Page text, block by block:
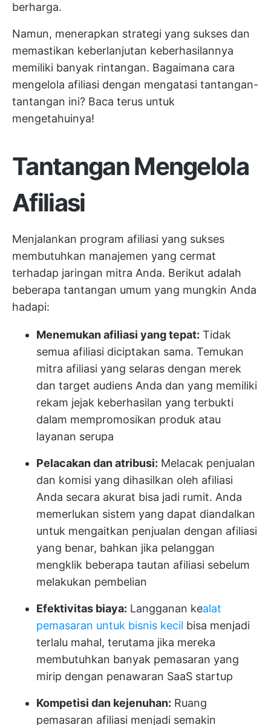
berharga.
Namun, menerapkan strategi yang sukses dan
memastikan keberlanjutan keberhasilannya
memiliki banyak rintangan. Bagaimana cara
mengelola afiliasi dengan mengatasi tantangan-
tantangan ini? Baca terus untuk
mengetahuinya!
Tantangan Mengelola
Afiliasi
Menjalankan program afiliasi yang sukses
membutuhkan manajemen yang cermat
terhadap jaringan mitra Anda. Berikut adalah
beberapa tantangan umum yang mungkin Anda
hadapi:
Menemukan afiliasi yang tepat: Tidak
semua afiliasi diciptakan sama. Temukan
mitra afiliasi yang selaras dengan merek
dan target audiens Anda dan yang memiliki
rekam jejak keberhasilan yang terbukti
dalam mempromosikan produk atau
layanan serupa
Pelacakan dan atribusi: Melacak penjualan
dan komisi yang dihasilkan oleh afiliasi
Anda secara akurat bisa jadi rumit. Anda
memerlukan sistem yang dapat diandalkan
untuk mengaitkan penjualan dengan afiliasi
yang benar, bahkan jika pelanggan
mengklik beberapa tautan afiliasi sebelum
melakukan pembelian
Efektivitas biaya: Langganan kealat
pemasaran untuk bisnis kecil bisa menjadi
terlalu mahal, terutama jika mereka
membutuhkan banyak pemasaran yang
mirip dengan penawaran SaaS startup
Kompetisi dan kejenuhan: Ruang
pemasaran afiliasi menjadi semakin